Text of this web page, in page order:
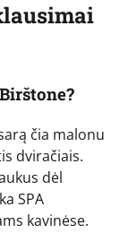
čia malonu
dviračiais.
dėl
SPA
kavinėse.